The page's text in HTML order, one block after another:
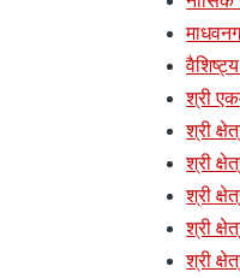
वैशिष्ट्य
श्री
श्री
श्री
श्री
श्री
श्री